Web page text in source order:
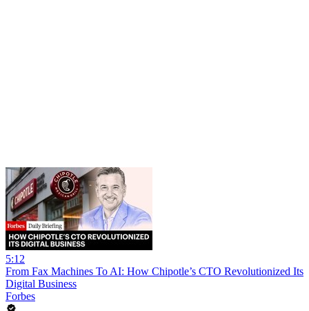
5:12
From Fax Machines To AI: How Chipotle’s CTO Revolutionized Its
Digital Business
Forbes